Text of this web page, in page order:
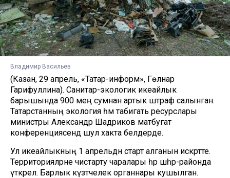
Владимир Васильев
(Казан, 29 апрель, «Татар-информ», Гөлнар
Гарифуллина). Санитар-экологик икеайлык
барышында 900 мең сумнан артык штраф салынган.
Татарстанның экология һәм табигать ресурслары
министры Александр Шадриков матбугат
конференциясендә шул хакта белдерде.
Ул икеайлыкның 1 апрельдән старт алганын искәртте.
Территорияләрне чистарту чаралары һәр шәһәр-районда
үткәрелә. Барлык күзәтчелек органнары кушылган.